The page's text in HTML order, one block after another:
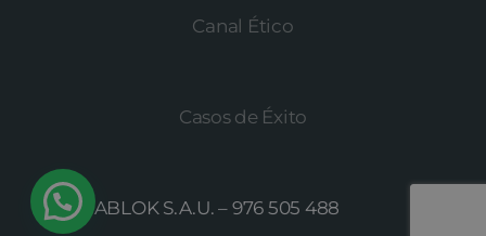
Canal Ético
Casos de Éxito
© MEGABLOK S.A.U. – 976 505 488